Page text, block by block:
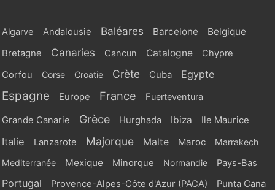
Algarve Andalousie Baléares Barcelone Belgique
Bretagne Canaries Cancun Catalogne
Chypre
Corfou
Corse Croatie Crète Cuba Egypte
Espagne Europe France Fuerteventura
Grande Canarie Grèce Hurghada Ibiza Ile Maurice
Italie Lanzarote Majorque Malte Maroc
Marrakech
Mediterranée
Mexique Minorque Normandie Pays-Bas
Portugal Provence-Alpes-Côte d'Azur (PACA) Punta Cana